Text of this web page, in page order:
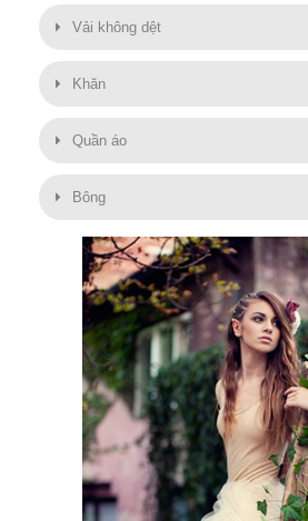
Vải không dệt
Khăn
Quần áo
Bông